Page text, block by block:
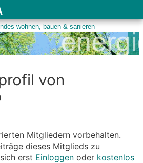
von
Mitgliedern vorbehalten.
dieses Mitglieds zu
erst Einloggen oder kostenlos